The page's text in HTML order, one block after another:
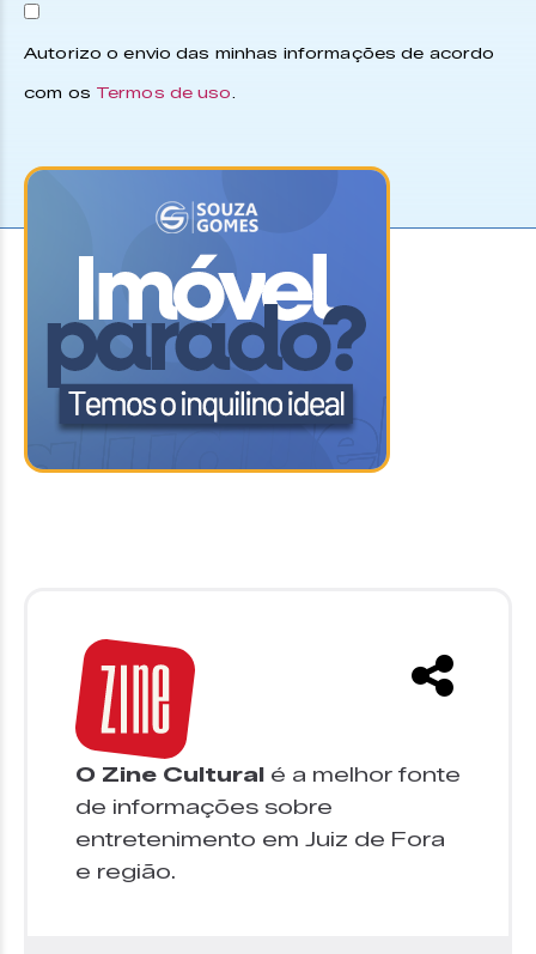
Autorizo o envio das minhas informações de acordo
com os Termos de uso.
O Zine Cultural é a melhor fonte
de informações sobre
entretenimento em Juiz de Fora
e região.